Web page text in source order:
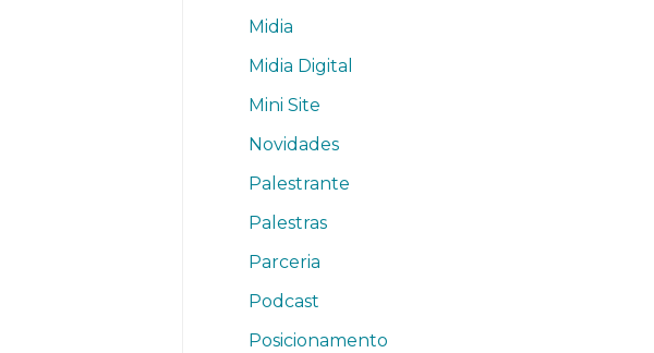
Midia
Midia Digital
Mini Site
Novidades
Palestrante
Palestras
Parceria
Podcast
Posicionamento